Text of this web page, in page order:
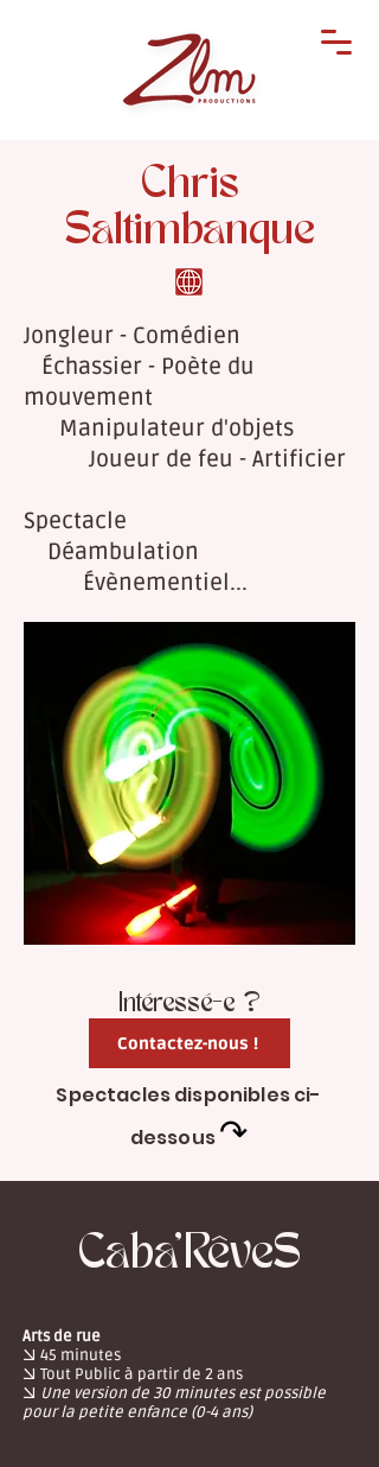
Chris
Saltimbanque
Jongleur - Comédien
Échassier - Poète du
mouvement
Manipulateur d'objets
Joueur de feu - Artificier
Spectacle
Déambulation
Évènementiel...
Intéressé-e ?
Contactez-nous !
Spectacles disponibles ci-
dessous↷
Caba'RêveS
Arts de rue
→45 minutes
→Tout Public à partir de 2 ans
→ Une version de 30 minutes est possible
pour la petite enfance (0-4 ans)